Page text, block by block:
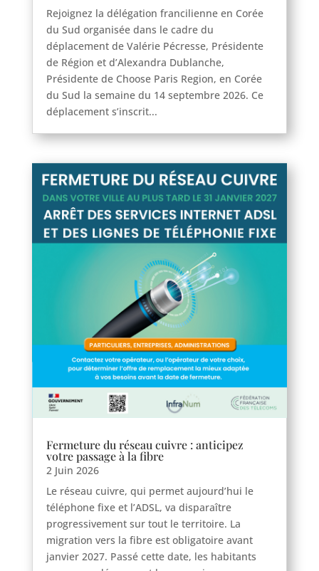
Rejoignez la délégation francilienne en Corée
du Sud organisée dans le cadre du
déplacement de Valérie Pécresse, Présidente
de Région et d’Alexandra Dublanche,
Présidente de Choose Paris Region, en Corée
du Sud la semaine du 14 septembre 2026. Ce
déplacement s’inscrit...
Fermeture du réseau cuivre : anticipez
votre passage à la fibre
2 Juin 2026
Le réseau cuivre, qui permet aujourd’hui le
téléphone fixe et l’ADSL, va disparaître
progressivement sur tout le territoire. La
migration vers la fibre est obligatoire avant
janvier 2027. Passé cette date, les habitants